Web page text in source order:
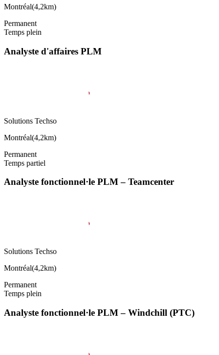
Montréal(4,2km)
Permanent
Temps plein
Analyste d'affaires PLM
Solutions Techso
Montréal(4,2km)
Permanent
Temps partiel
Analyste fonctionnel·le PLM – Teamcenter
Solutions Techso
Montréal(4,2km)
Permanent
Temps plein
Analyste fonctionnel·le PLM – Windchill (PTC)